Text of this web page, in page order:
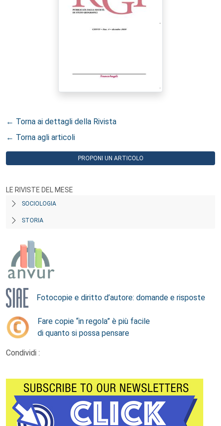
← Torna ai dettagli della Rivista
← Torna agli articoli
PROPONI UN ARTICOLO
LE RIVISTE DEL MESE
SOCIOLOGIA
STORIA
Fotocopie e diritto d’autore: domande e risposte
Fare copie “in regola” è più facile
di quanto si possa pensare
Condividi :